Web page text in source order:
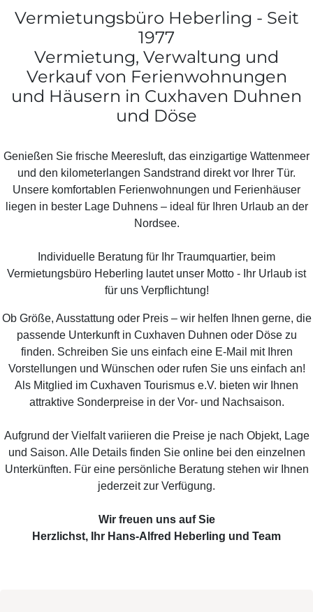
Vermietungsbüro Heberling - Seit
1977
Vermietung, Verwaltung und
Verkauf von Ferienwohnungen
und Häusern in Cuxhaven Duhnen
und Döse
Genießen Sie frische Meeresluft, das einzigartige Wattenmeer
und den kilometerlangen Sandstrand direkt vor Ihrer Tür.
Unsere komfortablen Ferienwohnungen und Ferienhäuser
liegen in bester Lage Duhnens – ideal für Ihren Urlaub an der
Nordsee.
Individuelle Beratung für Ihr Traumquartier, beim
Vermietungsbüro Heberling lautet unser Motto - Ihr Urlaub ist
für uns Verpflichtung!
Ob Größe, Ausstattung oder Preis – wir helfen Ihnen gerne, die
passende Unterkunft in Cuxhaven Duhnen oder Döse zu
finden. Schreiben Sie uns einfach eine E-Mail mit Ihren
Vorstellungen und Wünschen oder rufen Sie uns einfach an!
Als Mitglied im Cuxhaven Tourismus e.V. bieten wir Ihnen
attraktive Sonderpreise in der Vor- und Nachsaison.
Aufgrund der Vielfalt variieren die Preise je nach Objekt, Lage
und Saison. Alle Details finden Sie online bei den einzelnen
Unterkünften. Für eine persönliche Beratung stehen wir Ihnen
jederzeit zur Verfügung.
Wir freuen uns auf Sie
Herzlichst, Ihr Hans-Alfred Heberling und Team